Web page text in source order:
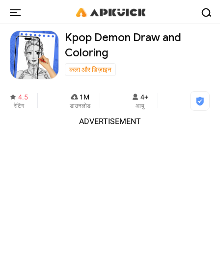
Kpop Demon Draw and
Coloring
कला और डिज़ाइन
4.5
रेटिंग
1M
डाउनलोड
4+
आयु
ADVERTISEMENT